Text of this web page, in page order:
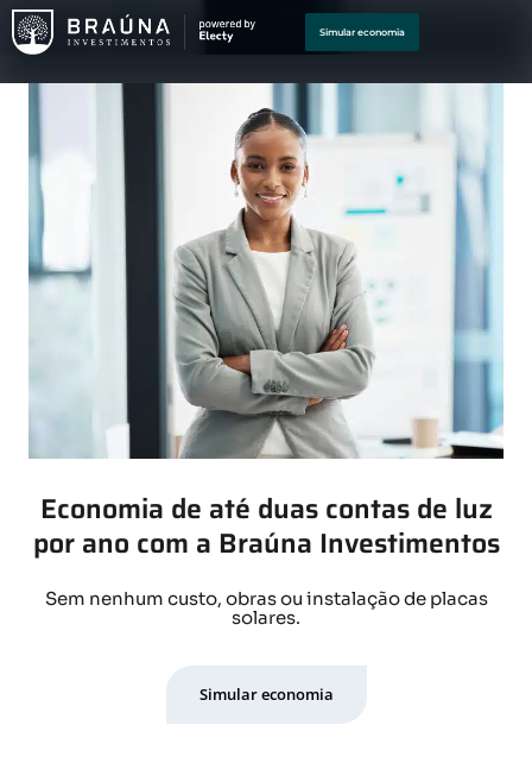
Simular economia
Economia de até duas contas de luz
por ano com a Braúna Investimentos
Sem nenhum custo, obras ou instalação de placas
solares.
Simular economia